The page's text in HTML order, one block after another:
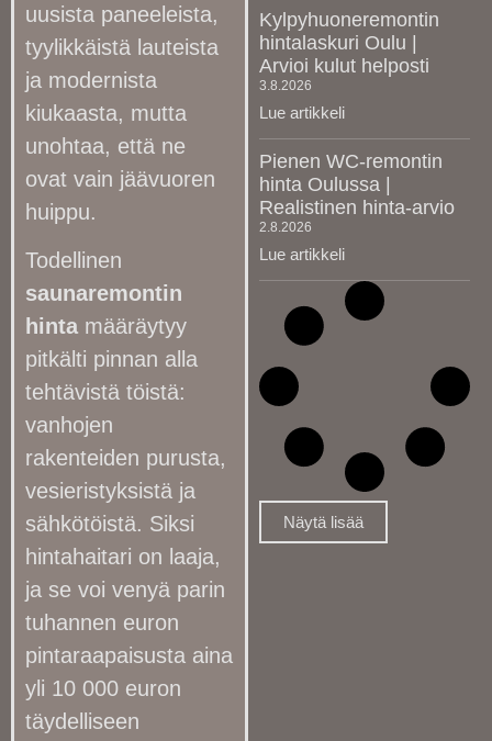
uusista paneeleista,
tyylikkäistä lauteista
ja modernista
kiukaasta, mutta
unohtaa, että ne
ovat vain jäävuoren
huippu.
Todellinen
saunaremontin
hinta määräytyy
pitkälti pinnan alla
tehtävistä töistä:
vanhojen
rakenteiden purusta,
vesieristyksistä ja
sähkötöistä. Siksi
hintahaitari on laaja,
ja se voi venyä parin
tuhannen euron
pintaraapaisusta aina
yli 10 000 euron
täydelliseen
Kylpyhuoneremontin
hintalaskuri Oulu |
Arvioi kulut helposti
3.8.2026
Lue artikkeli
Pienen WC-remontin
hinta Oulussa |
Realistinen hinta-arvio
2.8.2026
Lue artikkeli
Näytä lisää